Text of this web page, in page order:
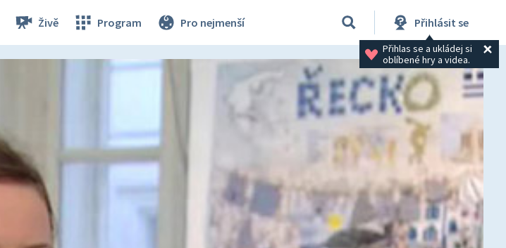
Živě Program Pro nejmenší Přihlásit se
Přihlas se a ukládej si
oblíbené hry a videa.